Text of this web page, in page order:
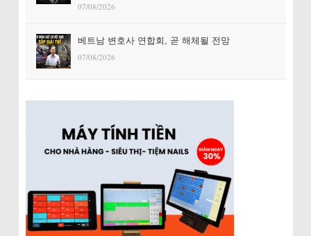
07/08/2026
베트남 변호사 연합회, 곧 해체될 전망
07/08/2026